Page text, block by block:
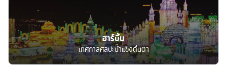
ฮาร์บิ้น
เทศกาลศิลปะน้ำแข็งตื่นตา